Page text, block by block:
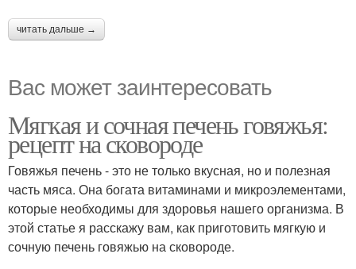
читать дальше →
Вас может заинтересовать
Мягкая и сочная печень говяжья:
рецепт на сковороде
Говяжья печень - это не только вкусная, но и полезная
часть мяса. Она богата витаминами и микроэлементами,
которые необходимы для здоровья нашего организма. В
этой статье я расскажу вам, как приготовить мягкую и
сочную печень говяжью на сковороде.